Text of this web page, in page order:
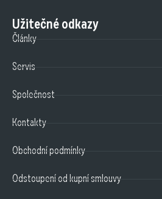
Užitečné odkazy
Články
Servis
Společnost
Kontakty
Obchodní podmínky
Odstoupení od kupní smlouvy